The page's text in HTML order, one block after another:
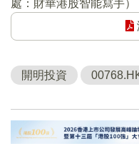
處：財華港股智能寫手）
開明投資